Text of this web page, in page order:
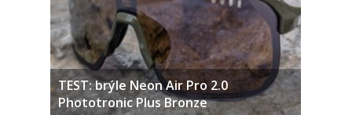
TEST: brýle Neon Air Pro 2.0
Phototronic Plus Bronze